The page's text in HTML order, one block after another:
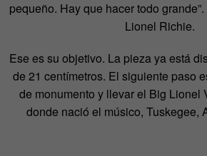
pequeño. Hay que hacer todo
Lionel Richie.
Ese es su objetivo. La pieza ya está
de 21 centímetros. El siguiente paso
de monumento y llevar el Big Lionel
donde nació el músico, Tuskegee,